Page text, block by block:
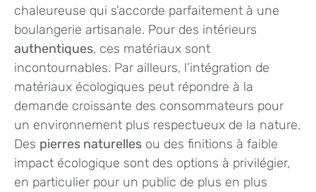
chaleureuse qui s’accorde parfaitement à une
boulangerie artisanale. Pour des intérieurs
authentiques, ces matériaux sont
incontournables. Par ailleurs, l’intégration de
matériaux écologiques peut répondre à la
demande croissante des consommateurs pour
un environnement plus respectueux de la nature.
Des pierres naturelles ou des finitions à faible
impact écologique sont des options à privilégier,
en particulier pour un public de plus en plus